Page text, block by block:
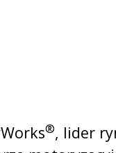
®, lider